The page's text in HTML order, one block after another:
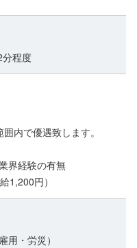
程度
内で優遇致します。
界経験の有無
1,200円）
用・労災）